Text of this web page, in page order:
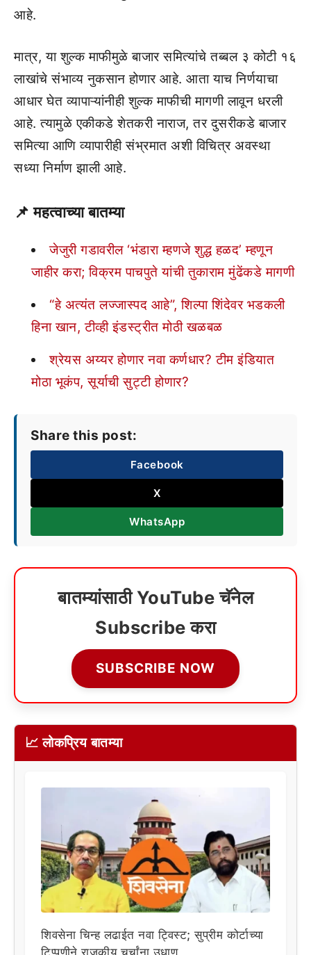
आहे.
मात्र, या शुल्क माफीमुळे बाजार समित्यांचे तब्बल ३ कोटी १६
लाखांचे संभाव्य नुकसान होणार आहे. आता याच निर्णयाचा
आधार घेत व्यापाऱ्यांनीही शुल्क माफीची मागणी लावून धरली
आहे. त्यामुळे एकीकडे शेतकरी नाराज, तर दुसरीकडे बाजार
समित्या आणि व्यापारीही संभ्रमात अशी विचित्र अवस्था
सध्या निर्माण झाली आहे.
📌महत्वाच्या बातम्या
जेजुरी गडावरील ‘भंडारा म्हणजे शुद्ध हळद’ म्हणून
जाहीर करा; विक्रम पाचपुते यांची तुकाराम मुंढेंकडे मागणी
“हे अत्यंत लज्जास्पद आहे”, शिल्पा शिंदेवर भडकली
हिना खान, टीव्ही इंडस्ट्रीत मोठी खळबळ
श्रेयस अय्यर होणार नवा कर्णधार? टीम इंडियात
मोठा भूकंप, सूर्याची सुट्टी होणार?
Share this post:
Facebook
X
WhatsApp
बातम्यांसाठी YouTube चॅनेल
Subscribe करा
SUBSCRIBE NOW
📈 लोकप्रिय बातम्या
शिवसेना चिन्ह लढाईत नवा ट्विस्ट; सुप्रीम कोर्टाच्या
टिप्पणीने राजकीय चर्चांना उधाण